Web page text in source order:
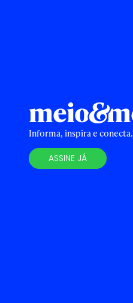
Informa, inspira e conecta.
ASSINE JÁ